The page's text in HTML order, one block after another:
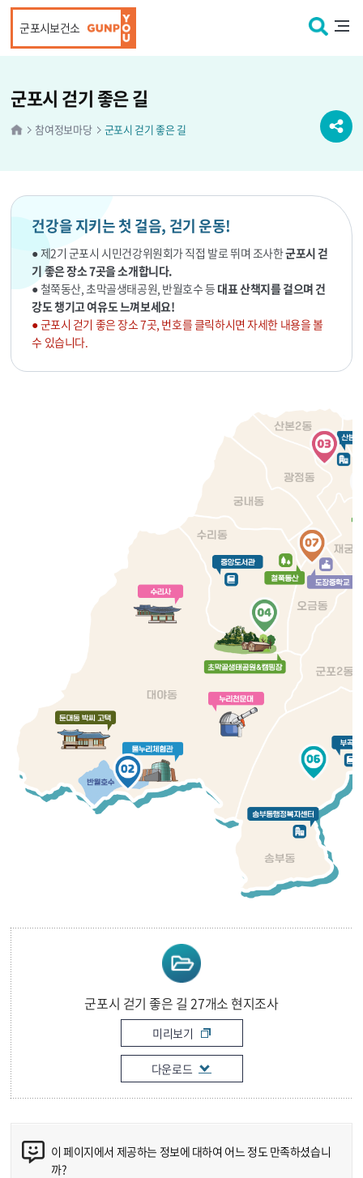
군포시보건소
참여정보마당 군포시 걷기 좋은 길
군포시 걷기 좋은 길
건강을 지키는 첫 걸음, 걷기 운동!
● 제2기 군포시 시민건강위원회가 직접 발로 뛰며 조사한군포시 걷
기 좋은 장소 7곳을 소개합니다.
● 철쭉동산, 초막골생태공원, 반월호수 등 대표 산책지를 걸으며 건
강도 챙기고 여유도 느껴보세요!
● 군포시 걷기 좋은 장소 7곳, 번호를 클릭하시면 자세한 내용을 볼
수 있습니다.
군포시 걷기 좋은 길 27개소 현지조사
미리보기
다운로드
이 페이지에서 제공하는 정보에 대하여 어느 정도 만족하셨습니
까?